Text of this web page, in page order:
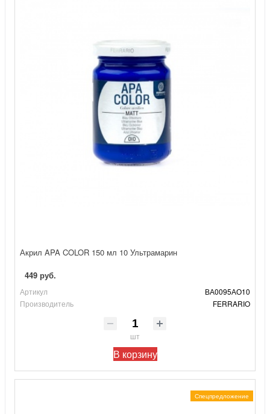
Акрил APA COLOR 150 мл 10 Ультрамарин
449 руб.
Артикул
ВА0095АО10
Производитель
FERRARIO
шт
В корзину
Спецпредложение